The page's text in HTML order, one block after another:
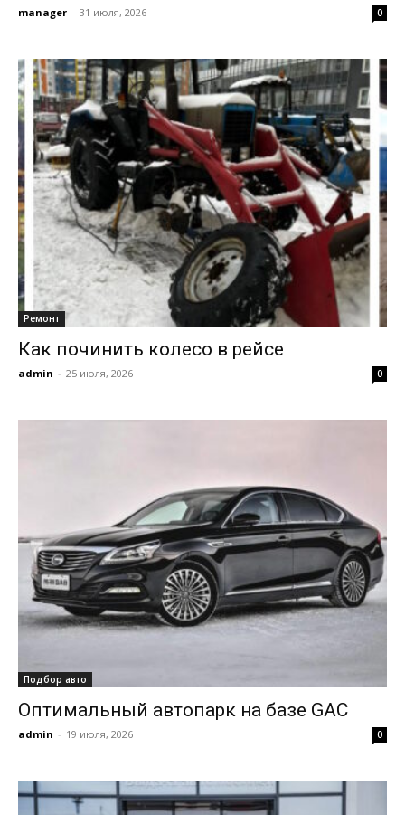
manager - 31 июля, 2026 0
Ремонт
Как починить колесо в рейсе
admin - 25 июля, 2026 0
Подбор авто
Оптимальный автопарк на базе GAC
admin - 19 июля, 2026 0